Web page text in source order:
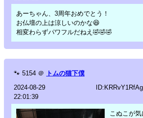
あーちゃん、3周年おめでとう！
お仏壇の上は涼しいのかな😆
相変わらずパワフルだねえ🤣🤣🤣
🐾 5154 ＠ トムの猫下僕
2024-08-29
22:01:39
ID:KRRvY1RfAg
こぬこが